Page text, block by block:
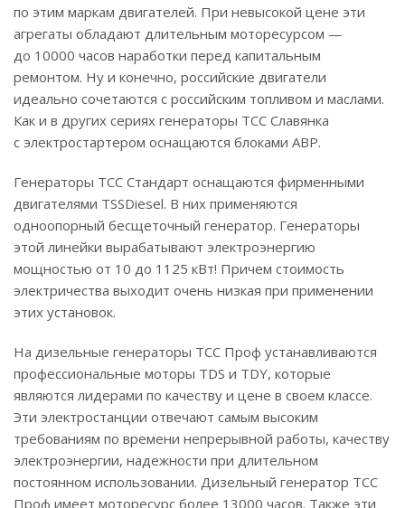
по этим маркам двигателей. При невысокой цене эти
агрегаты обладают длительным моторесурсом —
до 10000 часов наработки перед капитальным
ремонтом. Ну и конечно, российские двигатели
идеально сочетаются с российским топливом и маслами.
Как и в других сериях генераторы ТСС Славянка
с электростартером оснащаются блоками АВР.
Генераторы ТСС Стандарт оснащаются фирменными
двигателями TSSDiesel. В них применяются
одноопорный бесщеточный генератор. Генераторы
этой линейки вырабатывают электроэнергию
мощностью от 10 до 1125 кВт! Причем стоимость
электричества выходит очень низкая при применении
этих установок.
На дизельные генераторы ТСС Проф устанавливаются
профессиональные моторы TDS и TDY, которые
являются лидерами по качеству и цене в своем классе.
Эти электростанции отвечают самым высоким
требованиям по времени непрерывной работы, качеству
электроэнергии, надежности при длительном
постоянном использовании. Дизельный генератор ТСС
Проф имеет моторесурс более 13000 часов. Также эти